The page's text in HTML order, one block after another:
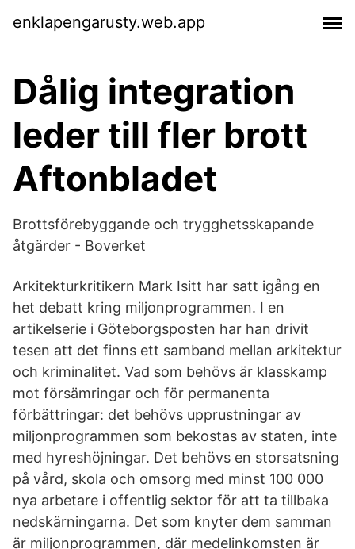
enklapengarusty.web.app
Dålig integration
leder till fler brott
Aftonbladet
Brottsförebyggande och trygghetsskapande
åtgärder - Boverket
Arkitekturkritikern Mark Isitt har satt igång en
het debatt kring miljonprogrammen. I en
artikelserie i Göteborgsposten har han drivit
tesen att det finns ett samband mellan arkitektur
och kriminalitet. Vad som behövs är klasskamp
mot försämringar och för permanenta
förbättringar: det behövs upprustningar av
miljonprogrammen som bekostas av staten, inte
med hyreshöjningar. Det behövs en storsatsning
på vård, skola och omsorg med minst 100 000
nya arbetare i offentlig sektor för att ta tillbaka
nedskärningarna. Det som knyter dem samman
är miljonprogrammen, där medelinkomsten är